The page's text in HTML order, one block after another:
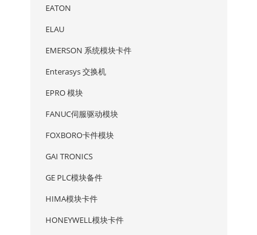
EATON
ELAU
EMERSON 系统模块卡件
Enterasys 交换机
EPRO 模块
FANUC伺服驱动模块
FOXBORO卡件模块
GAI TRONICS
GE PLC模块备件
HIMA模块卡件
HONEYWELL模块卡件